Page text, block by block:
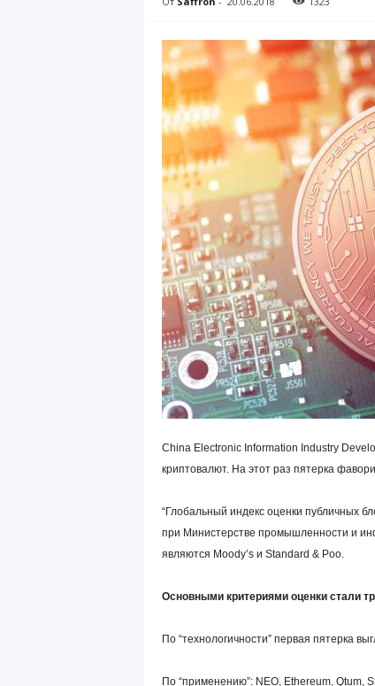
China Electronic Information Industry
криптовалют. На этот раз пятерка
“Глобальный индекс оценки публичных
при Министерстве промышленности и
являются Moody’s и Standard & Poo.
Основными критериями оценки стали
По “технологичности” первая пятерка
По “применению”: NEO, Ethereum, Qtum,